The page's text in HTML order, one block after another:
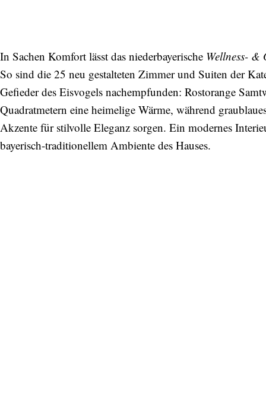
In Sachen Komfort lässt das niederbayerische Wellness- &
So sind die 25 neu gestalteten Zimmer und Suiten der
Gefieder des Eisvogels nachempfunden: Rostorange
Quadratmetern eine heimelige Wärme, während
Akzente für stilvolle Eleganz sorgen. Ein modernes
bayerisch-traditionellem Ambiente des Hauses.